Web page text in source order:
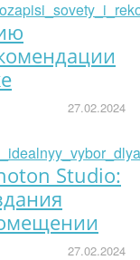
27.02.2024
Studio:
27.02.2024